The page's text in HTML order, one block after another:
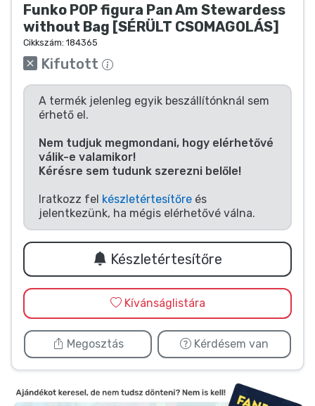
Funko POP figura Pan Am Stewardess
without Bag [SÉRÜLT CSOMAGOLÁS]
Cikkszám: 184365
Kifutott
A termék jelenleg egyik beszállítónknál sem
érhető el.
Nem tudjuk megmondani, hogy elérhetővé
válik-e valamikor!
Kérésre sem tudunk szerezni belőle!
Iratkozz fel készletértesítőre és
jelentkezünk, ha mégis elérhetővé válna.
Készletértesítőre
Kívánságlistára
Megosztás Kérdésem van
Gamer cuccok
Sportos cuccok
Zenés cuccok
Terméktípusok
Márkák